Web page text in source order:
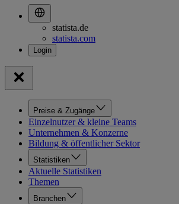
statista.de
statista.com
Preise & Zugänge
Einzelnutzer & kleine Teams
Unternehmen & Konzerne
Bildung & öffentlicher Sektor
Statistiken
Aktuelle Statistiken
Themen
Branchen